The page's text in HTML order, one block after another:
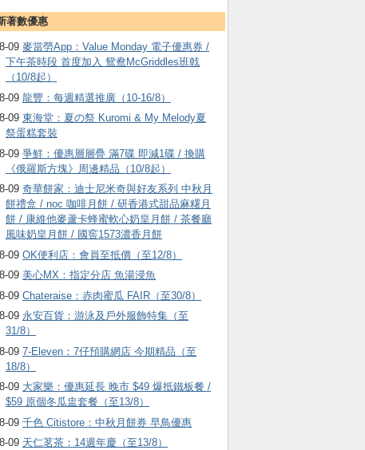
著數優惠
09 麥當勞App：Value Monday 電子優惠券 /
下午茶時段 首度加入 鴛鴦McGriddles班戟
（10/8起）
09 龍豐：每週精選推廣（10-16/8）
09 東海堂：夏の祭 Kuromi & My Melody夏
祭蛋糕套裝
09 爭鮮：優惠層層疊 滿7碟 即減1碟 / 換購
《俄羅斯方塊》周邊精品（10/8起）
09 奇華餅家：迪士尼米奇與好友系列 中秋月
餅禮盒 / noc 咖啡月餅 / 研香港式甜品麻糬月
餅 / 康維他麥蘆卡蜂蜜軟心奶皇月餅 / 茶餐廳
風味奶皇月餅 / 國窖1573濃香月餅
09 OK便利店：會員至抵價（至12/8）
09 美心MX：指定分店 魚湯浸魚
09 Chateraise：赤肉蜜瓜 FAIR（至30/8）
09 永安百貨：游泳及戶外服飾特集（至
31/8）
09 7-Eleven：7仔預購網店 今期精品（至
18/8）
09 大家樂：優惠延長 晚市 $49 爆抵鐵板餐 /
$59 原個冬瓜盅套餐（至13/8）
09 千色 Citistore：中秋月餅券 早鳥優惠
09 天仁茗茶：14週年慶（至13/8）